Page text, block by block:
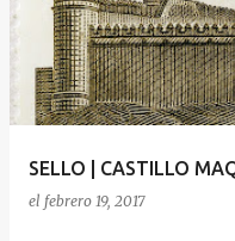
SELLO | CASTILLO
el febrero 19, 2017